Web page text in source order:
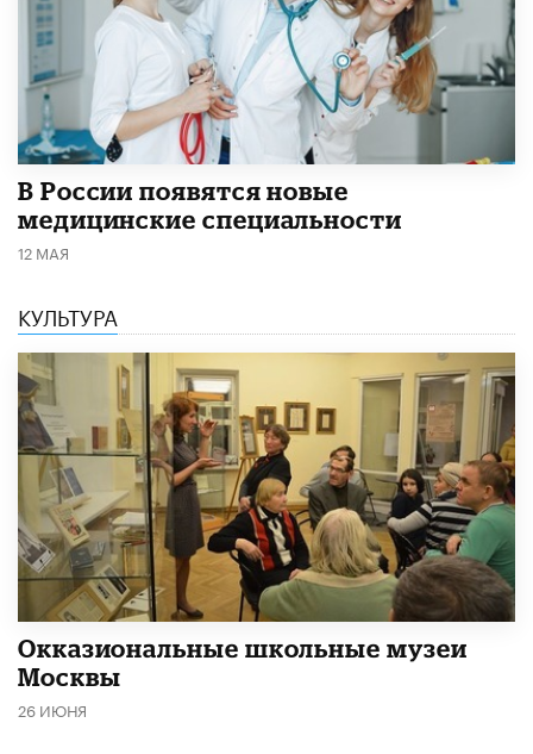
В России появятся новые
медицинские специальности
12 МАЯ
КУЛЬТУРА
​Окказиональные школьные музеи
Москвы
26 ИЮНЯ